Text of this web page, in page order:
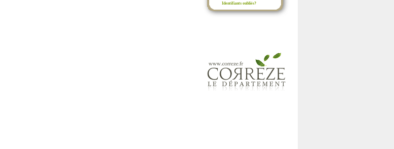
Identifiants oubliés?